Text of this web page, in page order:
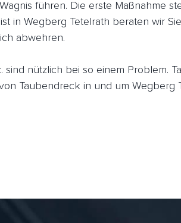
führen. Die erste Maßnahme
in Wegberg Tetelrath beraten wir
abwehren.
sind nützlich bei so einem Problem.
Taubendreck in und um